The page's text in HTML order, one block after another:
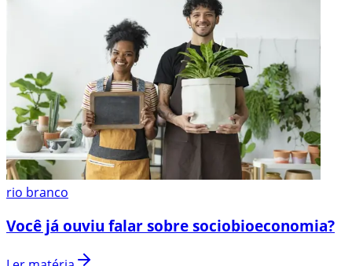
rio branco
Você já ouviu falar sobre sociobioeconomia?